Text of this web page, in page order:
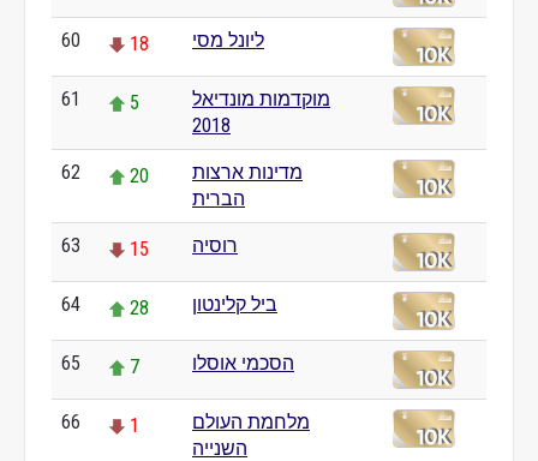
60 18 ליונל מסי
61 5
מוקדמות מונדיאל
2018
62 20
מדינות ארצות
הברית
63 15 רוסיה
64 28 ביל קלינטון
65 7 הסכמי אוסלו
66 1
מלחמת העולם
השנייה